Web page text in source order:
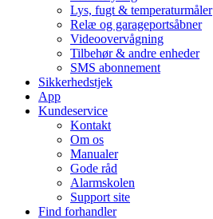
Lys, fugt & temperaturmåler
Relæ og garageportsåbner
Videoovervågning
Tilbehør & andre enheder
SMS abonnement
Sikkerhedstjek
App
Kundeservice
Kontakt
Om os
Manualer
Gode råd
Alarmskolen
Support site
Find forhandler